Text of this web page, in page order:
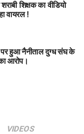
बना सकते हैं।
Ellis और Ben
Ryan
शिक्षक का वीडियो
वायरल !
हुआ नैनीताल दुग्ध संघ के
आरोप।
VIDEOS